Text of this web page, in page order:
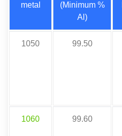
metal
(Minimum %
Al)
1050 99.50
1060 99.60